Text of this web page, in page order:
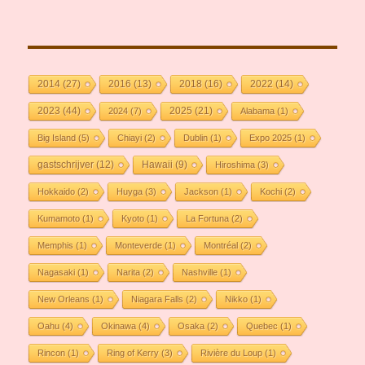
2014 (27) 2016 (13) 2018 (16) 2022 (14)
2023 (44) 2024(7) 2025 (21) Alabama (1)
Big Island (5) Chiayi(2) Dublin (1) Expo 2025(1)
gastschrijver(12) Hawaii (9) Hiroshima (3)
Hokkaido(2) Huyga (3) Jackson (1) Kochi(2)
Kumamoto(1) Kyoto(1) La Fortuna (2)
Memphis (1) Monteverde(1) Montréal(2)
Nagasaki(1) Narita (2) Nashville(1)
New Orleans (1) Niagara Falls (2) Nikko(1)
Oahu (4) Okinawa (4) Osaka (2) Quebec (1)
Rincon (1) Ring of Kerry(3) Rivière du Loup(1)